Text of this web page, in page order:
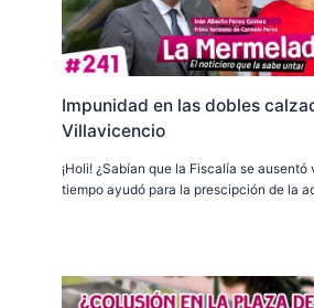
Impunidad en las dobles
Villavicencio
¡Holi! ¿Sabían que la Fiscalía se
tiempo ayudó para la prescipción de la